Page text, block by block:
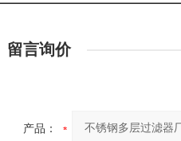
留言询价
产品：